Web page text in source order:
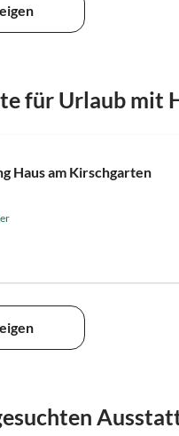
für Urlaub mit
Haus am Kirschgarten